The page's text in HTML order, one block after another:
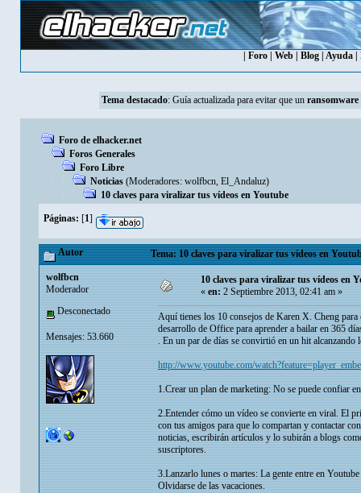
Foro| Web| Blog| Ayuda|
Tema destacado: Guía actualizada para evitar que un ransomware
Foro de elhacker.net
Foros Generales
Foro Libre
Noticias (Moderadores: wolfbcn, El_Andaluz)
10 claves para viralizar tus vídeos en Youtube
Páginas: [1]
Autor Tema: 10 claves para viralizar tus vídeos en
wolfbcn
Moderador
Desconectado
Mensajes: 53.660
10 claves para viralizar tus vídeos en
«en:2 Septiembre 2013, 02:41 am »
Aquí tienes los 10 consejos de Karen X. Cheng
desarrollo de Office para aprender a bailar en 365
. En un par de días se convirtió en un hit alcanzando
http://www.youtube.com/
1.Crear un plan de marketing: No se puede confiar
2.Entender cómo un vídeo se convierte en viral. El
con tus amigos para que lo compartan y contactar
noticias, escribirán artículos y lo subirán a blogs
suscriptores.
3.Lanzarlo lunes o martes: La gente entre en
Olvidarse de las vacaciones.